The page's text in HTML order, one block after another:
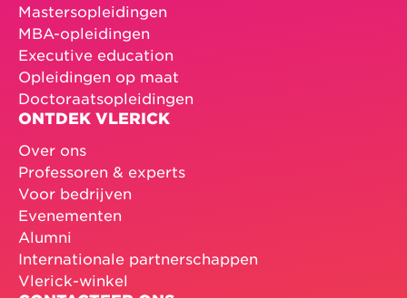
Mastersopleidingen
MBA-opleidingen
Executive education
Opleidingen op maat
Doctoraatsopleidingen
ONTDEK VLERICK
Over ons
Professoren & experts
Voor bedrijven
Evenementen
Alumni
Internationale partnerschappen
Vlerick-winkel